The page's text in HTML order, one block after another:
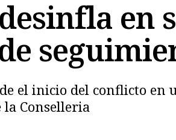
en
el inicio del conflicto en
Conselleria